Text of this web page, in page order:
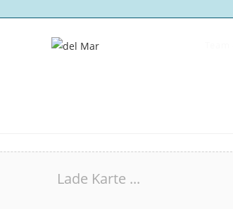
Lade Karte ...